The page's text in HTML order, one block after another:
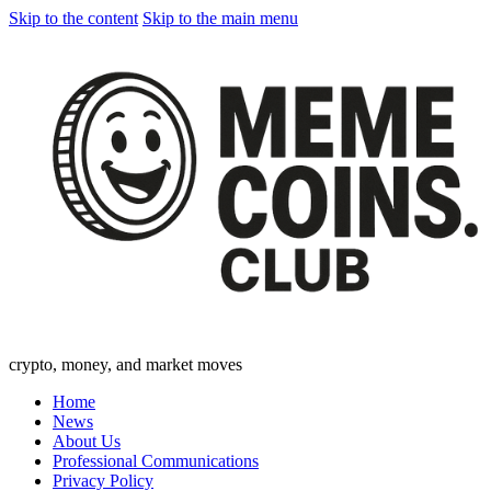
Skip to the content Skip to the main menu
crypto, money, and market moves
Home
News
About Us
Professional Communications
Privacy Policy